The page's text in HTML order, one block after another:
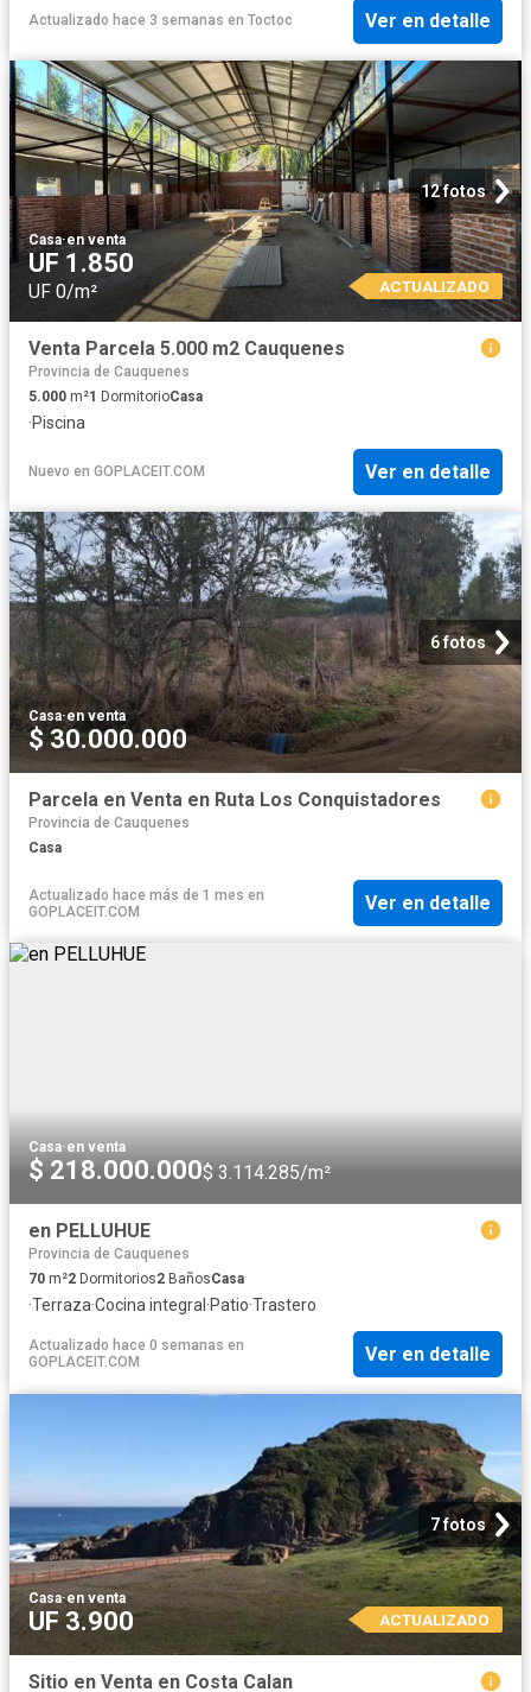
Actualizado hace 3 semanas en Toctoc Ver en detalle
12 fotos
Casa·en venta
UF 1.850
UF 0/m² ACTUALIZADO
Venta Parcela 5.000 m2 Cauquenes
Provincia de Cauquenes
5.000 m²1 DormitorioCasa
·Piscina
Nuevo en GOPLACEIT.COM Ver en detalle
6 fotos
Casa·en venta
$ 30.000.000
Parcela en Venta en Ruta Los Conquistadores
Provincia de Cauquenes
Casa
Actualizado hace más de 1 mes en
GOPLACEIT.COM
Ver en detalle
Casa·en venta
$ 218.000.000$ 3.114.285/m²
en PELLUHUE
Provincia de Cauquenes
70 m²2 Dormitorios2 BañosCasa
·Terraza·Cocina integral ·Patio·Trastero
Actualizado hace 0 semanas en
GOPLACEIT.COM
Ver en detalle
7 fotos
Casa·en venta
UF 3.900 ACTUALIZADO
Sitio en Venta en Costa Calan